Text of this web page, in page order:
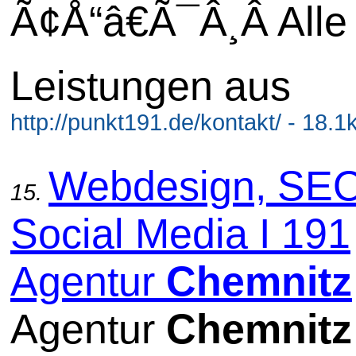
Ã¢Å“â€Ã¯Â¸Â Alle
Leistungen aus
http://punkt191.de/kontakt/ -
15. Webdesign,
Social Media I 191
Agentur Chemnitz
Agentur Chemnitz